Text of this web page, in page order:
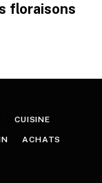
floraisons
CUISINE
ACHATS